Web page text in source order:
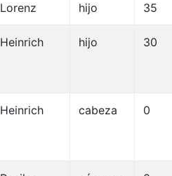
Lorenz hijo 35
Heinrich hijo 30
Heinrich cabeza 0